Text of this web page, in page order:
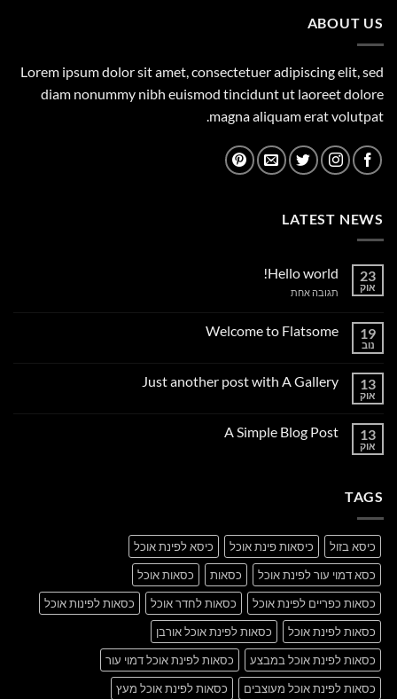
ABOUT US
Lorem ipsum dolor sit amet, consectetuer adipiscing elit, sed
diam nonummy nibh euismod tincidunt ut laoreet dolore
magna aliquam erat volutpat.
LATEST NEWS
23
אוק
Hello world!
תגובה אחתעל
19
נוב
Welcome to Flatsome
Welcome
13
אוק
Just another post with A Gallery
Just
13
אוק
A Simple Blog Post
TAGS
כיסא בזול כיסאות פינת אוכל
כיסא לפינת אוכל
כסא דמוי עור לפינת אוכל
כסאות
כסאות אוכל
כסאות כפריים לפינת אוכל
כסאות לחדר אוכל
כסאות לפינות אוכל
כסאות לפינת אוכל
כסאות לפינת אוכל אורבן
כסאות לפינת אוכל במבצע
כסאות לפינת אוכל דמוי עור
כסאות לפינת אוכל מעוצבים
כסאות לפינת אוכל מעץ